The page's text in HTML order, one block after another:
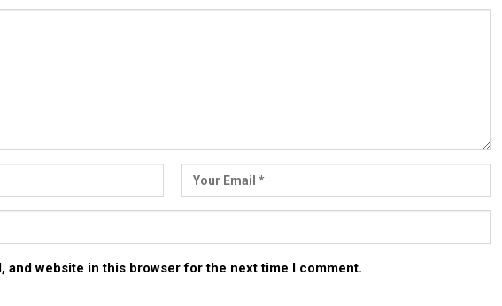
and website in this browser for the next time I comment.